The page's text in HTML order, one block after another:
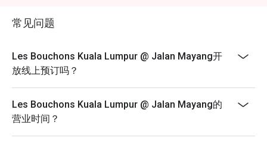
常见问题
Les Bouchons Kuala Lumpur @ Jalan Mayang开
放线上预订吗？
Les Bouchons Kuala Lumpur @ Jalan Mayang的
营业时间？